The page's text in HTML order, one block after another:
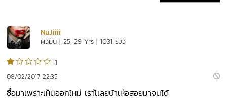
NuJiiii
ผิวมัน | 25-29 Yrs | 1031 รีวิว
1
08/02/2017 22:35
ซื้อมาเพราะเห็นออกใหม่ เราเ็เลยบ้าเห่อสอยมาจนได้